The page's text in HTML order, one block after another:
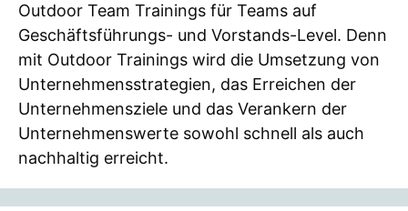
Outdoor Team Trainings für Teams auf
Geschäftsführungs- und Vorstands-Level. Denn
mit Outdoor Trainings wird die Umsetzung von
Unternehmensstrategien, das Erreichen der
Unternehmensziele und das Verankern der
Unternehmenswerte sowohl schnell als auch
nachhaltig erreicht.